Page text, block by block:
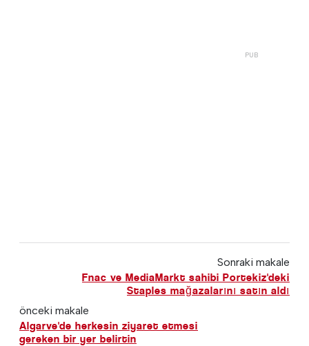
Sonraki makale
Fnac ve MediaMarkt sahibi Portekiz'deki
Staples mağazalarını satın aldı
önceki makale
Algarve'de herkesin ziyaret etmesi
gereken bir yer belirtin